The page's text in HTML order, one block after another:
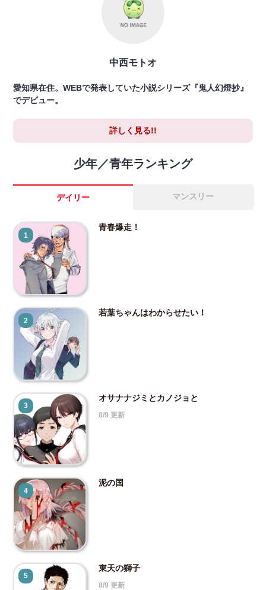
中西モトオ
愛知県在住。WEBで発表していた小説シリーズ『鬼人幻燈抄』
でデビュー。
詳しく見る!!
少年／青年ランキング
デイリー マンスリー
1
青春爆走！
2
若葉ちゃんはわからせたい！
3
オサナナジミとカノジョと
8/9 更新
4
泥の国
5
東天の獅子
8/9 更新